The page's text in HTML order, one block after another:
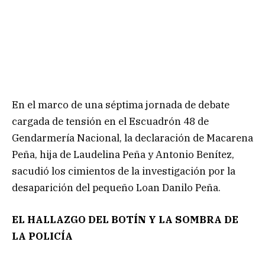
En el marco de una séptima jornada de debate
cargada de tensión en el Escuadrón 48 de
Gendarmería Nacional, la declaración de Macarena
Peña, hija de Laudelina Peña y Antonio Benítez,
sacudió los cimientos de la investigación por la
desaparición del pequeño Loan Danilo Peña.
EL HALLAZGO DEL BOTÍN Y LA SOMBRA DE
LA POLICÍA